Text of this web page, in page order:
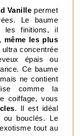
Vanille permet
Le baume
les finitions, il
même les plus
concentrée
épais ou
Ce baume
comme la
coiffage, vous
. Il est idéal
ou bouclés. Le
tout au